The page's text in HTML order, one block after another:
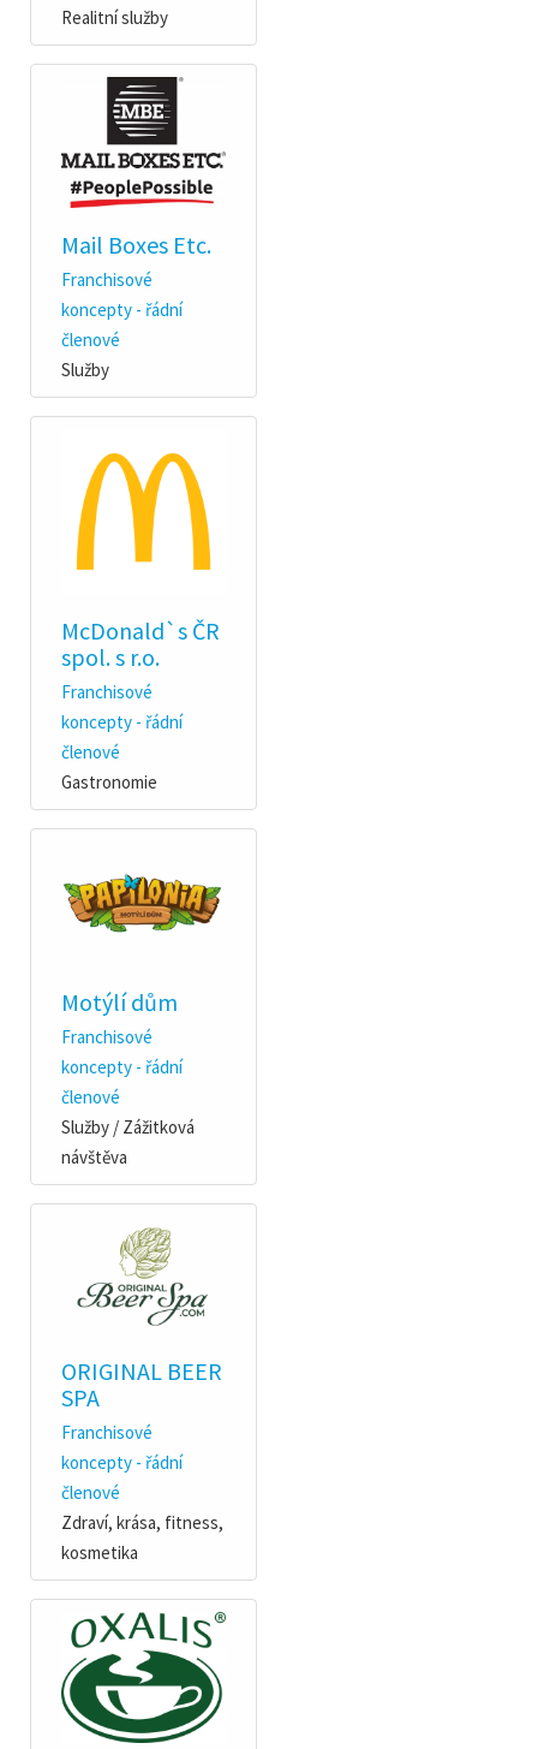
Realitní služby
Mail Boxes Etc.
Franchisové
koncepty - řádní
členové
Služby
McDonald`s ČR
spol. s r.o.
Franchisové
koncepty - řádní
členové
Gastronomie
Motýlí dům
Franchisové
koncepty - řádní
členové
Služby / Zážitková
návštěva
ORIGINAL BEER
SPA
Franchisové
koncepty - řádní
členové
Zdraví, krása, fitness,
kosmetika